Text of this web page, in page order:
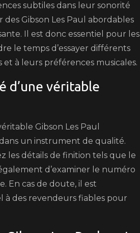
subtiles dans leur sonorité
Gibson Les Paul abordables
Il est donc essentiel pour les
le temps d’essayer différents
à leurs préférences musicales.
d’une véritable
Gibson Les Paul
un instrument de qualité.
les détails de finition tels que le
d’examiner le numéro
En cas de doute, il est
des revendeurs fiables pour